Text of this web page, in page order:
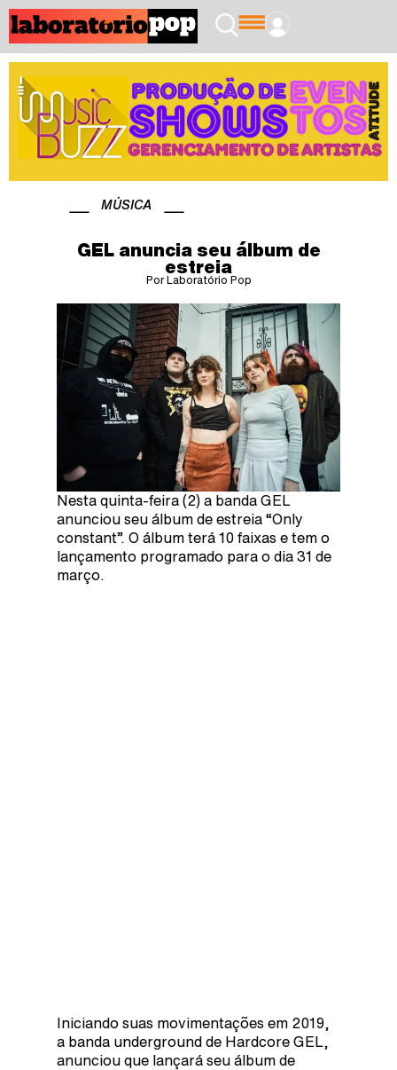
MÚSICA
GEL anuncia seu álbum de
estreia
Por Laboratório Pop
Nesta quinta-feira (2) a banda GEL
anunciou seu álbum de estreia “Only
constant”. O álbum terá 10 faixas e tem o
lançamento programado para o dia 31 de
março.
Iniciando suas movimentações em 2019,
a banda underground de Hardcore GEL,
anunciou que lançará seu álbum de